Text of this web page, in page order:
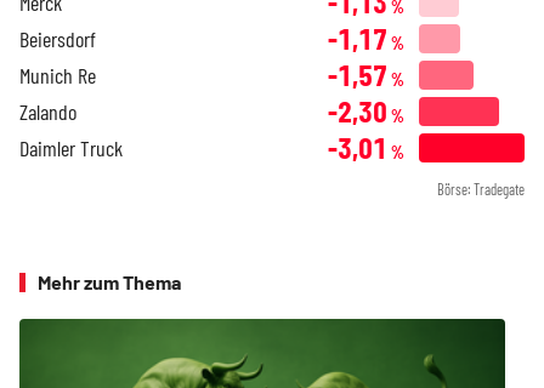
%
Beiersdorf -1,17 %
Munich Re -1,57 %
Zalando -2,30 %
Daimler Truck -3,01 %
Börse: Tradegate
Mehr zum Thema